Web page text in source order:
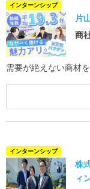
インターンシップ
片
商
需要が絶えない商材
インターンシップ
株
ィ